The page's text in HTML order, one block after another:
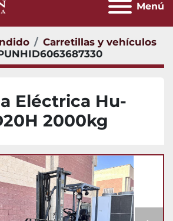
Menú
Carretillas y vehículos
Eléctrica Hu-
2000kg